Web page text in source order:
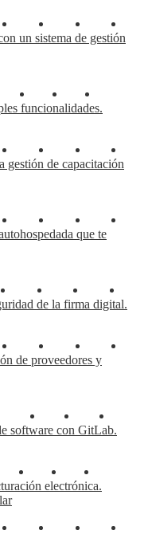
un sistema de gestión
funcionalidades.
gestión de capacitación
que te
de la firma digital.
de proveedores y
software con GitLab.
electrónica.